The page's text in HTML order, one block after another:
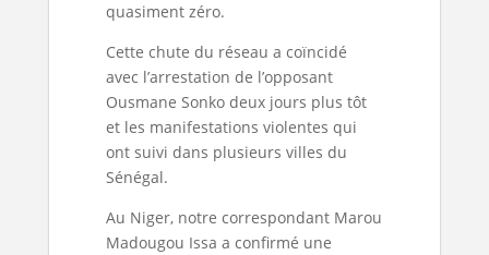
quasiment zéro.
Cette chute du réseau a coïncidé
avec l’arrestation de l’opposant
Ousmane Sonko deux jours plus tôt
et les manifestations violentes qui
ont suivi dans plusieurs villes du
Sénégal.
Au Niger, notre correspondant Marou
Madougou Issa a confirmé une